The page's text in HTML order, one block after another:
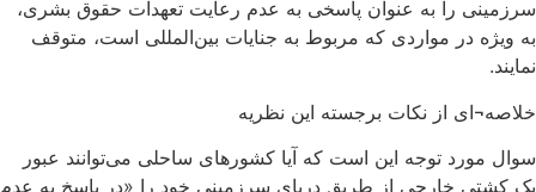
سرزمینی را به عنوان پاسخی به عدم رعایت تعهدات حقوق بشری،
به ویژه در مواردی که مربوط به جنایات بین‌المللی است، متوقف
نمایند.
خلاصه¬ای از نکات برجسته این نظریه
سوال مورد توجه این است که آیا کشورهای ساحلی می‌توانند عبور
یک کشتی خارجی از طریق دریای سرزمینی خود را «در پاسخ به عدم